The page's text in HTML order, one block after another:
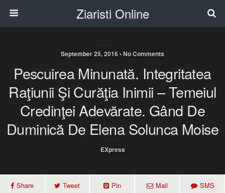
Ziaristi Online
September 25, 2016 • No Comments
Pescuirea Minunată. Integritatea
Raţiunii Şi Curăţia Inimii – Temeiul
Credinţei Adevărate. Gând De
Duminică De Elena Solunca Moise
EXpress
Share Tweet Pin Mail SMS